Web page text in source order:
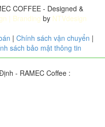
COFFEE - Designed &
| Branding by NTVdesign
| Chính sách vận chuyển |
sách bảo mật thông tin
- RAMEC Coffee :